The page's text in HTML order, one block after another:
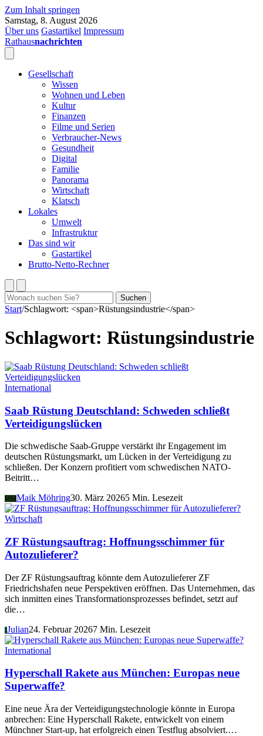
Zum Inhalt springen
Samstag, 8. August 2026
Über uns Gastartikel Impressum
Rathausnachrichten
Gesellschaft
Wissen
Wohnen und Leben
Kultur
Finanzen
Filme und Serien
Verbraucher-News
Gesundheit
Digital
Familie
Panorama
Wirtschaft
Klatsch
Lokales
Umwelt
Infrastruktur
Das sind wir
Gastartikel
Brutto-Netto-Rechner
Suchen
nach:
Suchen
Start/Schlagwort: <span>Rüstungsindustrie</span>
Schlagwort: Rüstungsindustrie
International
Saab Rüstung Deutschland: Schweden schließt
Verteidigungslücken
Die schwedische Saab-Gruppe verstärkt ihr Engagement im
deutschen Rüstungsmarkt, um Lücken in der Verteidigung zu
schließen. Der Konzern profitiert vom schwedischen NATO-
Beitritt…
MM Maik Möhring30. März 20265 Min. Lesezeit
Wirtschaft
ZF Rüstungsauftrag: Hoffnungsschimmer für
Autozulieferer?
Der ZF Rüstungsauftrag könnte dem Autozulieferer ZF
Friedrichshafen neue Perspektiven eröffnen. Das Unternehmen, das
sich inmitten eines Transformationsprozesses befindet, setzt auf
die…
JJulian24. Februar 20267 Min. Lesezeit
International
Hyperschall Rakete aus München: Europas neue
Superwaffe?
Eine neue Ära der Verteidigungstechnologie könnte in Europa
anbrechen: Eine Hyperschall Rakete, entwickelt von einem
Münchner Start-up, hat erfolgreich einen Testflug absolviert.…